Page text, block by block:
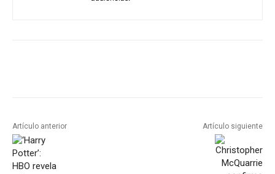
Artículo anterior Artículo siguiente